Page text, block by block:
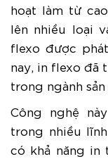
hoạt làm từ
lên nhiều loại
flexo được
nay, in flexo đã
trong ngành
Công nghệ
trong nhiều
có khả năng in